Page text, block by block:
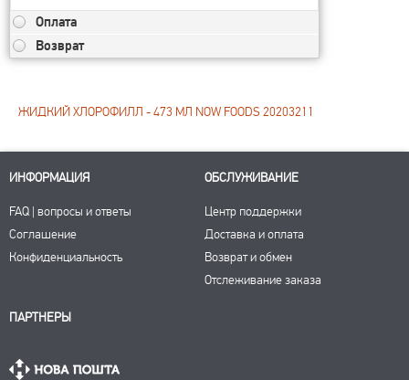
Оплата
Возврат
ЖИДКИЙ ХЛОРОФИЛЛ - 473 МЛ NOW FOODS 20203211
ИНФОРМАЦИЯ
FAQ | вопросы и ответы
Соглашение
Конфиденциальность
ОБСЛУЖИВАНИЕ
Центр поддержки
Доставка и оплата
Возврат и обмен
Отслеживание заказа
ПАРТНЕРЫ